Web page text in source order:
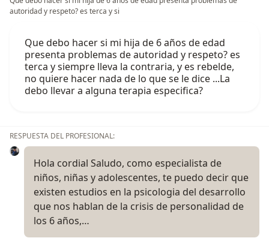
autoridad y respeto? es terca y si
Que debo hacer si mi hija de 6 años de edad
presenta problemas de autoridad y respeto? es
terca y siempre lleva la contraria, y es rebelde,
no quiere hacer nada de lo que se le dice ...La
debo llevar a alguna terapia especifica?
RESPUESTA DEL PROFESIONAL:
Hola cordial Saludo, como especialista de
niños, niñas y adolescentes, te puedo decir que
existen estudios en la psicologia del desarrollo
que nos hablan de la crisis de personalidad de
los 6 años,…